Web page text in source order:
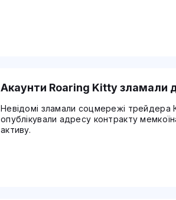
Акаунти Roaring Kitty зламали
Невідомі зламали соцмережі трейдера
опублікували адресу контракту
активу.